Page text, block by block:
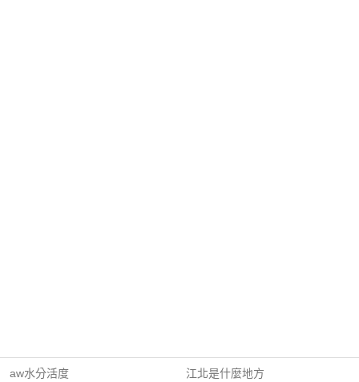
aw水分活度
江北是什麼地方